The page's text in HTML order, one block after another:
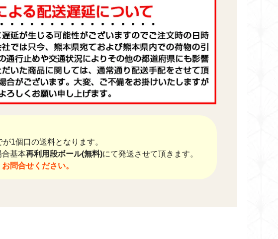
1個口の送料となります。
基本再利用段ボール(無料)にて発送させて頂きます。
問合せください。